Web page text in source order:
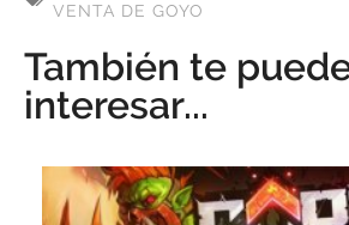
VENTA DE GOYO
También te
interesar...